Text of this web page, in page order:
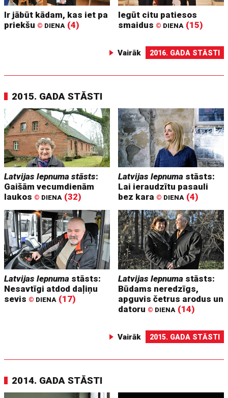
Ir jābūt kādam, kas iet pa
priekšu © DIENA (4)
Iegūt citu patiesos
smaidus © DIENA (15)
Vairāk 2016. GADA STĀSTI
2015. GADA STĀSTI
Latvijas lepnuma stāsts:
Gaišām vecumdienām
laukos © DIENA (32)
Latvijas lepnuma stāsts:
Lai ieraudzītu pasauli
bez kara © DIENA (4)
Latvijas lepnuma stāsts:
Nesavtīgi atdod daļiņu
sevis © DIENA (17)
Latvijas lepnuma stāsts:
Būdams neredzīgs,
apguvis četrus arodus un
datoru © DIENA (14)
Vairāk 2015. GADA STĀSTI
2014. GADA STĀSTI